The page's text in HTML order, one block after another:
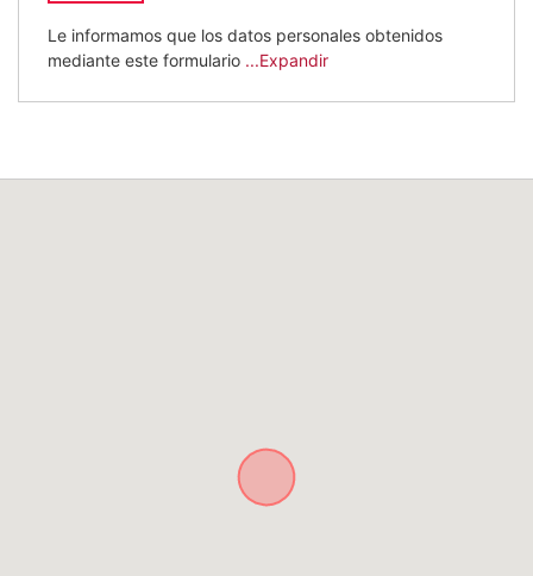
Le informamos que los datos personales obtenidos
mediante este formulario ...Expandir